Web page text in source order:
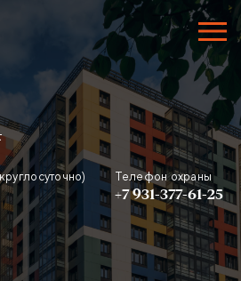
объектаТелефон охраны
+7 931-377-61-25